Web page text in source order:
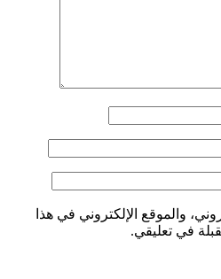
والموقع الإلكتروني في هذا
في تعليقي.